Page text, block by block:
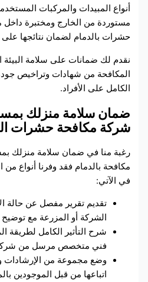
أنواع المبيدات والمركبات
مستوردة من الخارج ومختبرة
حشرات بالدمام لضمان نتائجها على
نقدم لك ضمانات على سلامة
المكافحة من شهادات وتراخيص
الكامل على الأفراد.
ضمان سلامة منزلك
شركة مكافحة حشرات
رغبة منا في ضمان سلامة منزلك
مكافحة بالدمام فقد وفرنا أنواع من
في الآتي:
تقديم تقرير مفصل عن حالة
الشركة أو المزرعة مع
شرح التأثير الكامل لطريقة
فني متخصص مرسل من شركة
وضع مجموعة من الإرشادات
اتباعها من قبل الموجودين